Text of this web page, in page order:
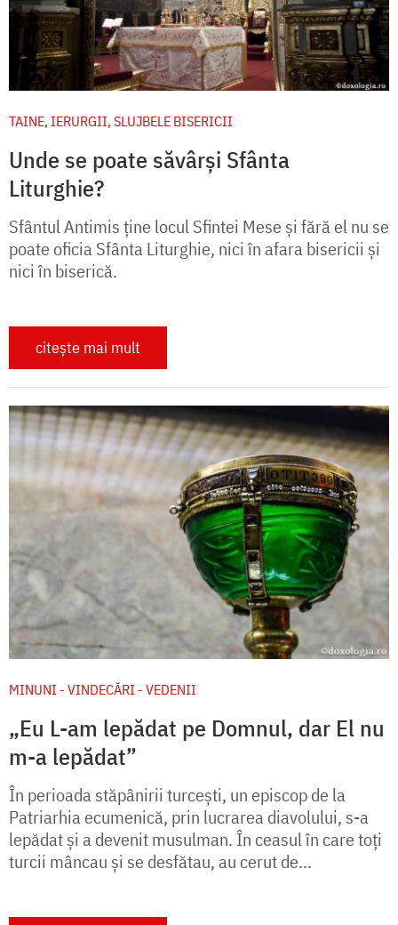
TAINE, IERURGII, SLUJBELE BISERICII
Unde se poate săvârși Sfânta
Liturghie?
Sfântul Antimis ține locul Sfintei Mese și fără el nu se
poate oficia Sfânta Liturghie, nici în afara bisericii și
nici în biserică.
citește mai mult
MINUNI - VINDECĂRI - VEDENII
„Eu L-am lepădat pe Domnul, dar El nu
m-a lepădat”
În perioada stăpânirii turcești, un episcop de la
Patriarhia ecumenică, prin lucrarea diavolului, s-a
lepădat și a devenit musulman. În ceasul în care toți
turcii mâncau și se desfătau, au cerut de...